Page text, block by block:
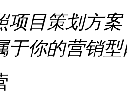
项目策划方案
于你的营销